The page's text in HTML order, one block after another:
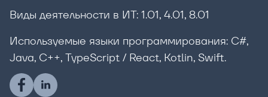
Виды деятельности в ИТ: 1.01, 4.01, 8.01
Используемые языки программирования: C#,
Java, С++, TypeScript / React, Kotlin, Swift.